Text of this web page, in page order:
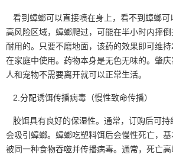
看到蟑螂可以直接喷在身上，看不到蟑螂可
高风险区域，蟑螂爬过，可能在半小时内摔
耐用的。只要不磨地面，该药的效果即可维
在家庭中使用。 药物本身是无色无味的。肇庆
人和宠物不需要离开就可以正常生活。
2.分配诱饵传播病毒（慢性致命传播）
胶饵具有良好的保湿性。通常，订购后可持
会吸引蟑螂。蟑螂吃塑料饵后会慢性死亡，基
被同一种食物吞噬并传播病毒。通常，死亡